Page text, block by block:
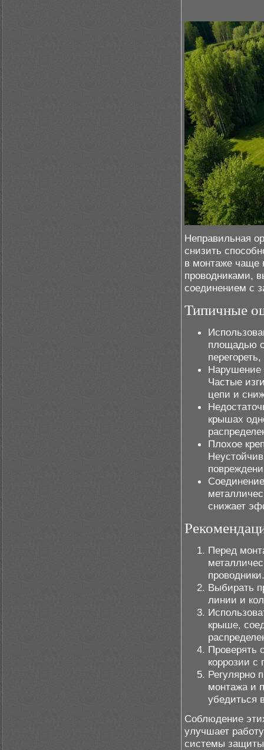
Неправильная
снизить
в монтаже чаще
проводниками,
соединением с
Типичные
площадью
Нарушение
Частые
цепи и
крышах
Плохое
снижает
Перед
проводники.
Выбирать
линии и
крыше,
Проверять
коррозии
Регулярно
монтажа и
убедиться
Соблюдение
улучшает
системы